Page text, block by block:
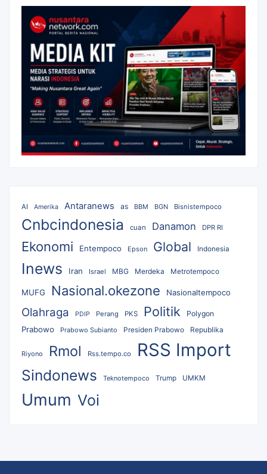
AI Amerika Antaranews as BBM BGN Bisnistempoco
Cnbcindonesia cuan Danamon DPR RI
Ekonomi Entempoco Epson Global Indonesia
Inews Iran Israel MBG Merdeka Metrotempoco
MUFG Nasional.okezone Nasionaltempoco
Olahraga PDIP Perang PKS Politik Polygon
Prabowo Prabowo Subianto Presiden Prabowo Republika
Riyono Rmol Rss.tempo.co RSS Import
Sindonews Teknotempoco Trump UMKM
Umum Voi